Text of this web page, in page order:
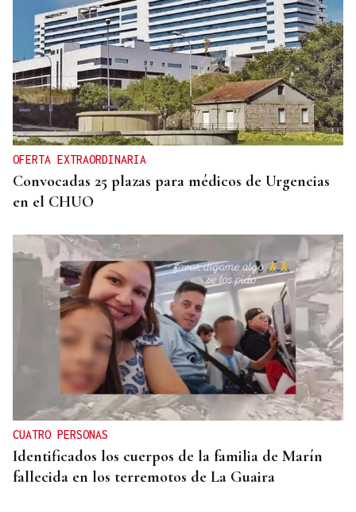
OFERTA EXTRAORDINARIA
Convocadas 25 plazas para médicos de Urgencias
en el CHUO
CUATRO PERSONAS
Identificados los cuerpos de la familia de Marín
fallecida en los terremotos de La Guaira